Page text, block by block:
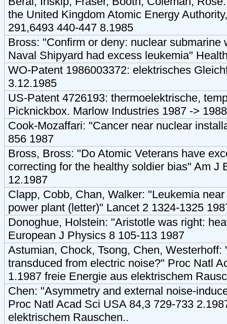
the United Kingdom Atomic Energy
291,6493 440-447 8.1985
Bross: "Confirm or deny: nuclear submarine
Naval Shipyard had excess leukemia"
WO-Patent 1986003372: elektrisches
3.12.1985
US-Patent 4726193: thermoelektrische,
Picknickbox. Marlow Industries 1987 -> 1988
Cook-Mozaffari: "Cancer near nuclear
856 1987
Bross, Bross: "Do Atomic Veterans have
correcting for the healthy soldier bias" Am J
12.1987
Clapp, Cobb, Chan, Walker: "Leukemia
power plant (letter)" Lancet 2 1324-1325
Donoghue, Holstein: "Aristotle was right:
European J Physics 8 105-113 1987
Astumian, Chock, Tsong, Chen, Westerhoff:
transduced from electric noise?" Proc Natl
1.1987 freie Energie aus elektrischem
Chen: "Asymmetry and external noise-
Proc Natl Acad Sci USA 84,3 729-733
elektrischem Rauschen..